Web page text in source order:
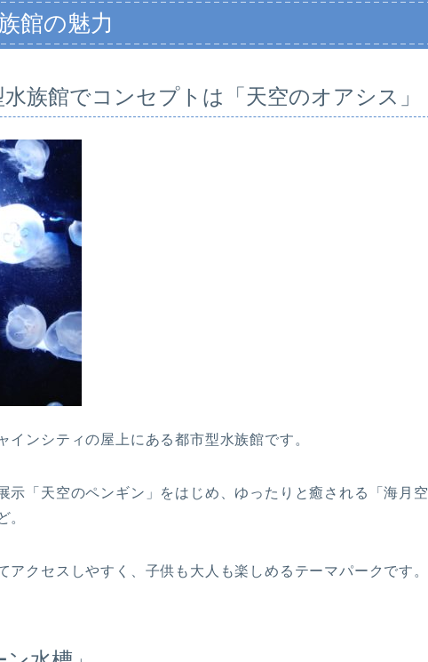
館の魅力
族館でコンセプトは「天空のオアシス」
インシティの屋上にある都市型水族館です。
示「天空のペンギン」をはじめ、ゆったりと癒される「海月空
。
アクセスしやすく、子供も大人も楽しめるテーマパークです。